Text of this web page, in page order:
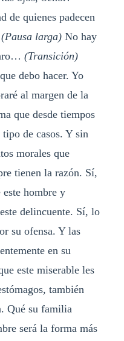
de quienes padecen
(Pausa larga)No hay
(Transición)
debo hacer. Yo
al margen de la
que desde tiempos
de casos. Y sin
morales que
tienen la razón. Sí,
hombre y
delincuente. Sí, lo
su ofensa. Y las
en su
este miserable les
también
Qué su familia
será la forma más